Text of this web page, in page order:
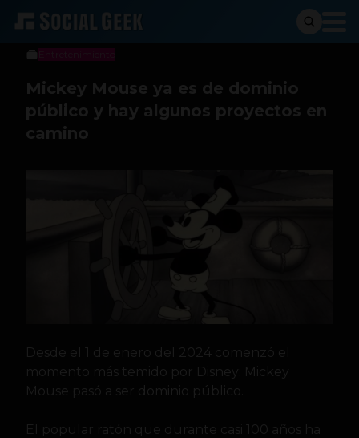
Social Geek
2 de enero de 2024
Mickey Mouse ya es de dominio
público y hay algunos proyectos en
camino
Desde el 1 de enero del 2024 comenzó el
momento más temido por Disney: Mickey
Mouse pasó a ser dominio público.
El popular ratón que durante casi 100 años ha